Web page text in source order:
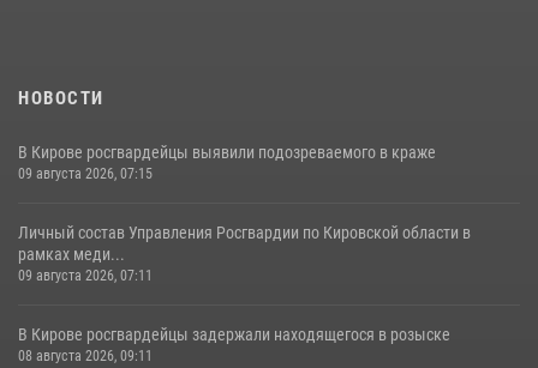
НОВОСТИ
В Кирове росгвардейцы выявили подозреваемого в краже
09 августа 2026, 07:15
Личный состав Управления Росгвардии по Кировской области в
рамках меди...
09 августа 2026, 07:11
В Кирове росгвардейцы задержали находящегося в розыске
08 августа 2026, 09:11